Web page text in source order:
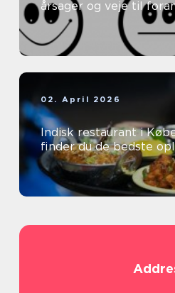
årsager og veje til
02. April 2026
Indisk restaurant i
finder du de bedste